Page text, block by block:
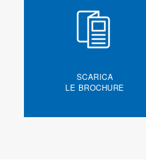
SCARICA
LE BROCHURE